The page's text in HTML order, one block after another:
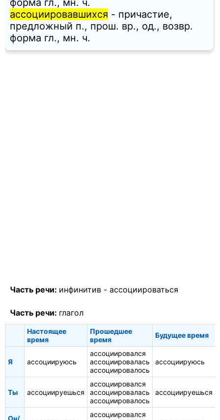
форма гл., мн. ч.
ассоциировавшихся - причастие,
предложный п., прош. вр., од., возвр.
форма гл., мн. ч.
Часть речи: инфинитив - ассоциироваться
Часть речи: глагол
Настоящее
время
Прошедшее
время
Будущее время
Я ассоциируюсь
ассоциировался
ассоциировалась
ассоциировалось
ассоциируюсь
Ты ассоциируешься
ассоциировался
ассоциировалась
ассоциировалось
ассоциируешься
ассоциировался